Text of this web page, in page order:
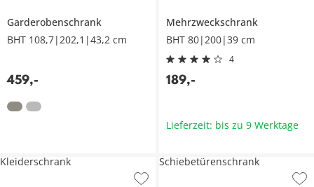
Garderobenschrank
BHT 108,7|202,1|43,2 cm
459,-
Mehrzweckschrank
BHT 80|200|39 cm
4
189,-
Lieferzeit: bis zu 9 Werktage
Kleiderschrank Schiebetürenschrank